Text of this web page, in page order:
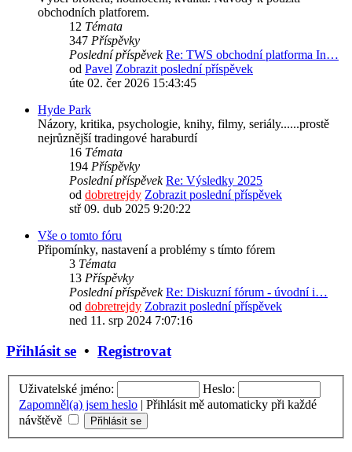
obchodních platforem.
12 Témata
347 Příspěvky
Poslední příspěvek Re: TWS obchodní platforma In…
od Pavel Zobrazit poslední příspěvek
úte 02. čer 2026 15:43:45
Hyde Park
Názory, kritika, psychologie, knihy, filmy, seriály......prostě
nejrůznější tradingové haraburdí
16 Témata
194 Příspěvky
Poslední příspěvek Re: Výsledky 2025
od dobretrejdy Zobrazit poslední příspěvek
stř 09. dub 2025 9:20:22
Vše o tomto fóru
Připomínky, nastavení a problémy s tímto fórem
3 Témata
13 Příspěvky
Poslední příspěvek Re: Diskuzní fórum - úvodní i…
od dobretrejdy Zobrazit poslední příspěvek
ned 11. srp 2024 7:07:16
Přihlásit se • Registrovat
Uživatelské jméno:
Heslo:
Zapomněl(a) jsem heslo | Přihlásit mě automaticky při každé
návštěvě